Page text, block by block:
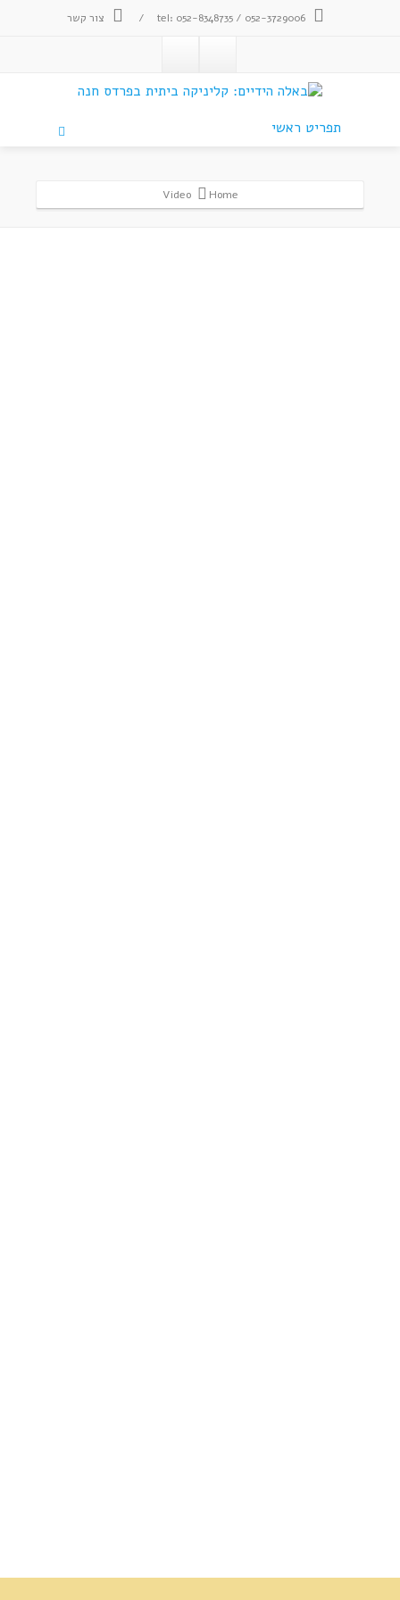
tel: 052-8348735 / 052-3729006
/ צור קשר
תפריט ראשי
Video Home